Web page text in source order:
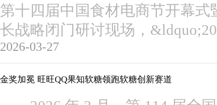
第十四届中国食材电商节开幕
长战略闭门研讨现场，
2026-03-27
金奖加冕 旺旺QQ果知软糖领跑软糖创新赛道